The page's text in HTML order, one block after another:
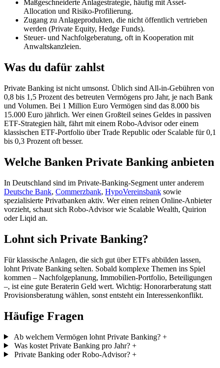
Maßgeschneiderte Anlagestrategie, häufig mit Asset-
Allocation und Risiko-Profilierung.
Zugang zu Anlageprodukten, die nicht öffentlich vertrieben
werden (Private Equity, Hedge Funds).
Steuer- und Nachfolgeberatung, oft in Kooperation mit
Anwaltskanzleien.
Was du dafür zahlst
Private Banking ist nicht umsonst. Üblich sind All-in-Gebühren von
0,8 bis 1,5 Prozent des betreuten Vermögens pro Jahr, je nach Bank
und Volumen. Bei 1 Million Euro Vermögen sind das 8.000 bis
15.000 Euro jährlich. Wer einen Großteil seines Geldes in passiven
ETF-Strategien hält, fährt mit einem Robo-Advisor oder einem
klassischen ETF-Portfolio über Trade Republic oder Scalable für 0,1
bis 0,3 Prozent oft besser.
Welche Banken Private Banking anbieten
In Deutschland sind im Private-Banking-Segment unter anderem
Deutsche Bank, Commerzbank, HypoVereinsbank sowie
spezialisierte Privatbanken aktiv. Wer einen reinen Online-Anbieter
vorzieht, schaut sich Robo-Advisor wie Scalable Wealth, Quirion
oder Liqid an.
Lohnt sich Private Banking?
Für klassische Anlagen, die sich gut über ETFs abbilden lassen,
lohnt Private Banking selten. Sobald komplexe Themen ins Spiel
kommen – Nachfolgeplanung, Immobilien-Portfolio, Beteiligungen
–, ist eine gute Beraterin Geld wert. Wichtig: Honorarberatung statt
Provisionsberatung wählen, sonst entsteht ein Interessenkonflikt.
Häufige Fragen
Ab welchem Vermögen lohnt Private Banking? +
Was kostet Private Banking pro Jahr? +
Private Banking oder Robo-Advisor? +